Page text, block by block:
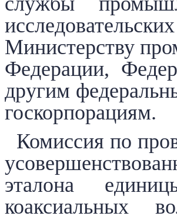
Министерству
Федерации,
другим
госкорпорациям.
Комиссия по
эталона
коаксиальных